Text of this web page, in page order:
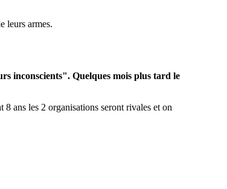
leurs armes.
inconscients". Quelques mois plus tard le
ans les 2 organisations seront rivales et on